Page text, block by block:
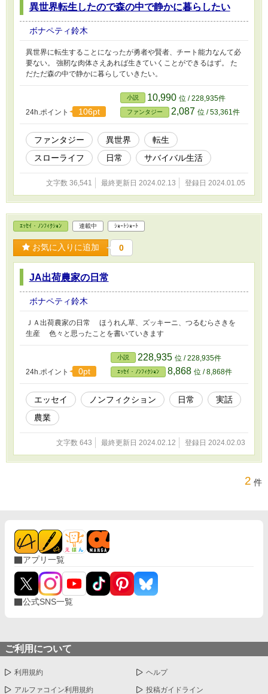
異世界転生したので森の中で静かに暮らしたい
ボナペティ鈴木
異世界に転生することになったが勇者や賢者、チート能力なんて必
要ない。 強靭な肉体さえあれば生きていくことができるはず。 た
だただ森の中で静かに暮らしていきたい。
24h.ポイント 106pt
小説 10,990 位 / 228,935件
ファンタジー 2,087 位 / 53,361件
ファンタジー 異世界
転生
スローライフ
日常 サバイバル生活
文字数 36,541 最終更新日 2024.02.13 登録日 2024.01.05
ｴｯｾｲ・ﾉﾝﾌｨｸｼｮﾝ 連載中 ｼｮｰﾄｼｮｰﾄ
お気に入りに追加 0
JA出荷農家の日常
ボナペティ鈴木
ＪＡ出荷農家の日常 ほうれん草、ズッキーニ、つるむらさきを
生産 色々と思ったことを書いていきます
24h.ポイント 0pt
小説 228,935 位 / 228,935件
ｴｯｾｲ・ﾉﾝﾌｨｸｼｮﾝ 8,868 位 / 8,868件
エッセイ ノンフィクション 日常
実話
農業
文字数 643 最終更新日 2024.02.12 登録日 2024.02.03
2 件
アプリ一覧
公式SNS一覧
ご利用について
利用規約 ヘルプ
アルファコイン利用規約 投稿ガイドライン